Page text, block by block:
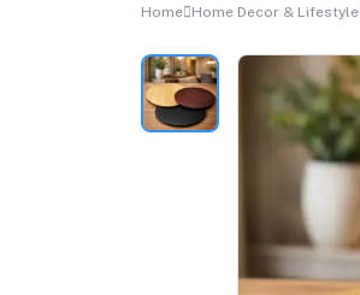
Home Home Decor & Lifestyle